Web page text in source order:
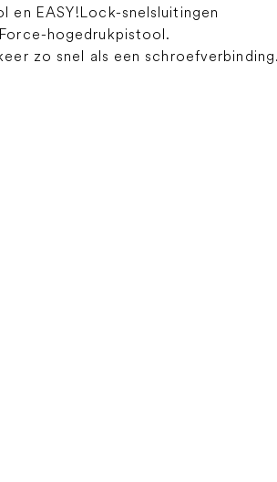
en EASY!Lock-snelsluitingen
hogedrukpistool.
zo snel als een